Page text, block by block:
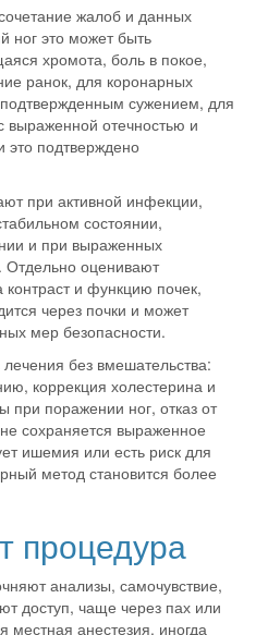
жалоб и данных
ног это может быть
хромота, боль в покое,
ранок, для коронарных
сужением, для
отечностью и
подтверждено
при активной инфекции,
состоянии,
и при выраженных
Отдельно оценивают
контраст и функцию почек,
через почки и может
мер безопасности.
без вмешательства:
коррекция холестерина и
при поражении ног, отказ от
сохраняется выраженное
ишемия или есть риск для
метод становится более
процедура
анализы, самочувствие,
доступ, чаще через пах или
местная анестезия, иногда